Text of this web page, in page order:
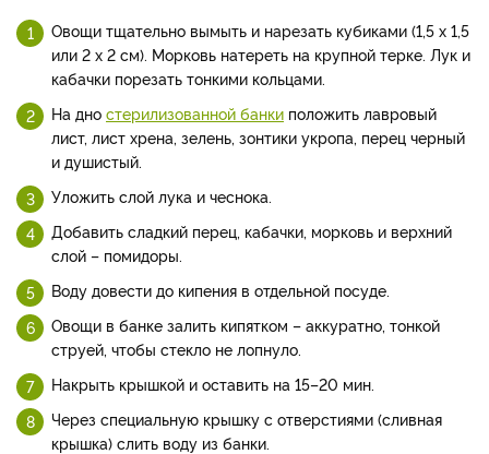
Овощи тщательно вымыть и нарезать кубиками (1,5 х 1,5
или 2 х 2 см). Морковь натереть на крупной терке. Лук и
кабачки порезать тонкими кольцами.
На дно стерилизованной банки положить лавровый
лист, лист хрена, зелень, зонтики укропа, перец черный
и душистый.
Уложить слой лука и чеснока.
Добавить сладкий перец, кабачки, морковь и верхний
слой – помидоры.
Воду довести до кипения в отдельной посуде.
Овощи в банке залить кипятком – аккуратно, тонкой
струей, чтобы стекло не лопнуло.
Накрыть крышкой и оставить на 15–20 мин.
Через специальную крышку с отверстиями (сливная
крышка) слить воду из банки.